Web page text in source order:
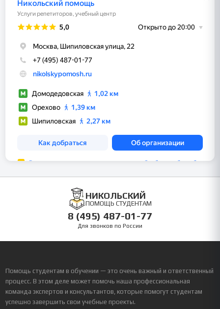
НИКОЛЬСКИЙ
ПОМОЩЬ СТУДЕНТАМ
8 (495) 487-01-77
Для звонков по России
Помощь студентам в обучении — это очень важный и ответственный
процесс. В этом деле может помочь наша профессиональная
команда экспертов и консультантов, которые помогут студентам
успешно завершить свои учебные проекты.